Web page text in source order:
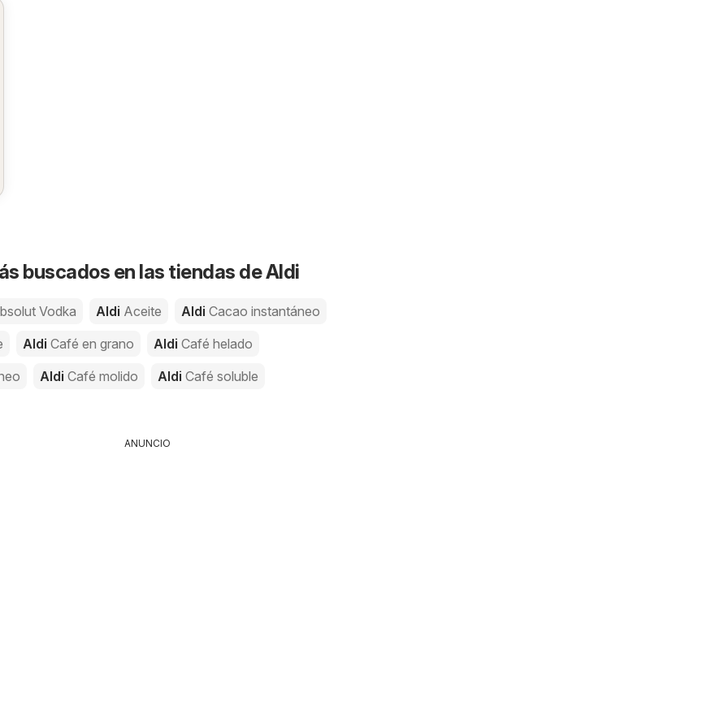
buscados en las tiendas de Aldi
Vodka Aldi Aceite Aldi Cacao instantáneo
Aldi Café en grano Aldi Café helado
Aldi Café molido Aldi Café soluble
ANUNCIO